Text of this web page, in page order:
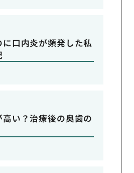
口内炎が頻発した私
い？治療後の奥歯の